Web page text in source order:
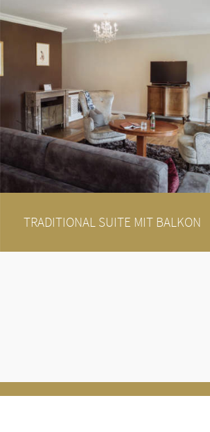
TRADITIONAL SUITE MIT BALKON